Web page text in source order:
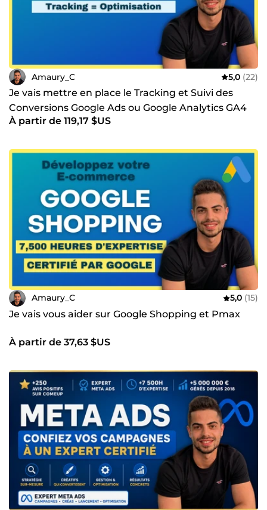
Amaury_C 5,0 (22)
Je vais mettre en place le Tracking et Suivi des
Conversions Google Ads ou Google Analytics GA4
À partir de 119,17 $US
Amaury_C 5,0 (15)
Je vais vous aider sur Google Shopping et Pmax
À partir de 37,63 $US